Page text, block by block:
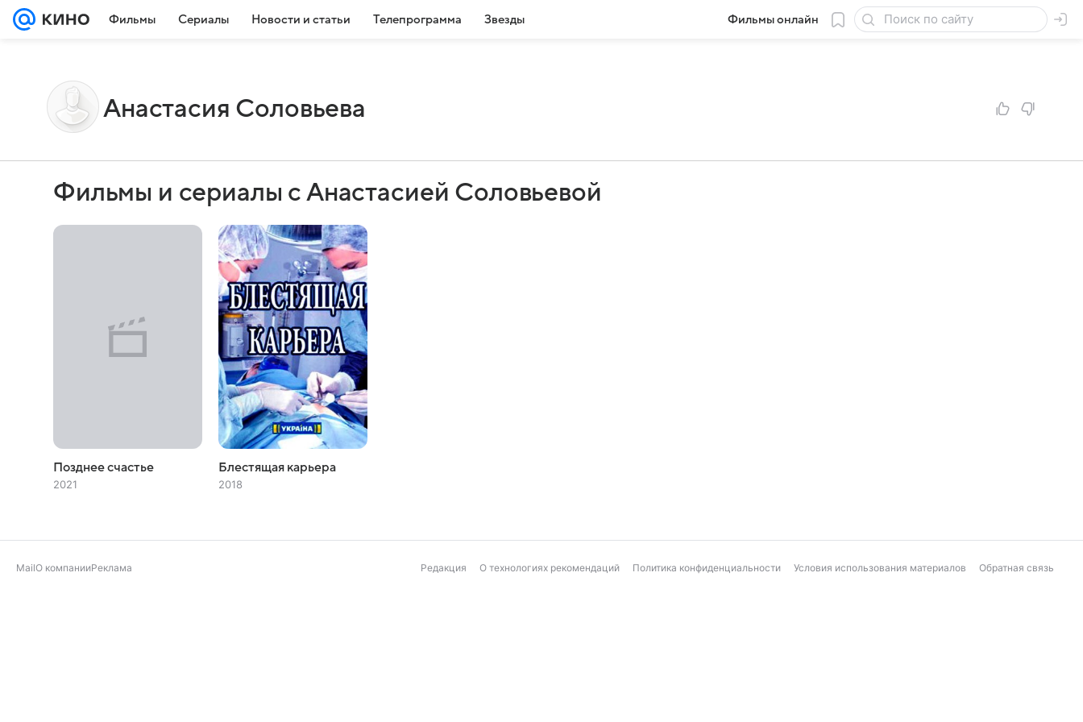
Фильмы Сериалы Новости и статьи Телепрограмма Звезды Фильмы онлайн
Анастасия Соловьева
Фильмы и сериалы с Анастасией Соловьевой
Позднее счастье
2021
Блестящая карьера
2018
MailО компанииРеклама Редакция О технологиях рекомендаций Политика конфиденциальности Условия использования материалов Обратная связь